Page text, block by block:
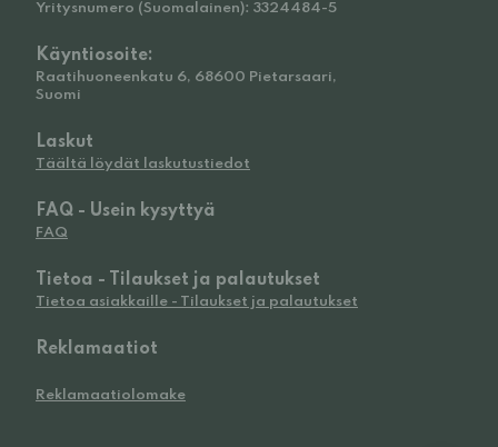
Yritysnumero (Suomalainen): 3324484-5
Käyntiosoite:
Raatihuoneenkatu 6, 68600 Pietarsaari,
Suomi
Laskut
Täältä löydät laskutustiedot
FAQ - Usein kysyttyä
FAQ
Tietoa - Tilaukset ja palautukset
Tietoa asiakkaille - Tilaukset ja palautukset
Reklamaatiot
Reklamaatiolomake